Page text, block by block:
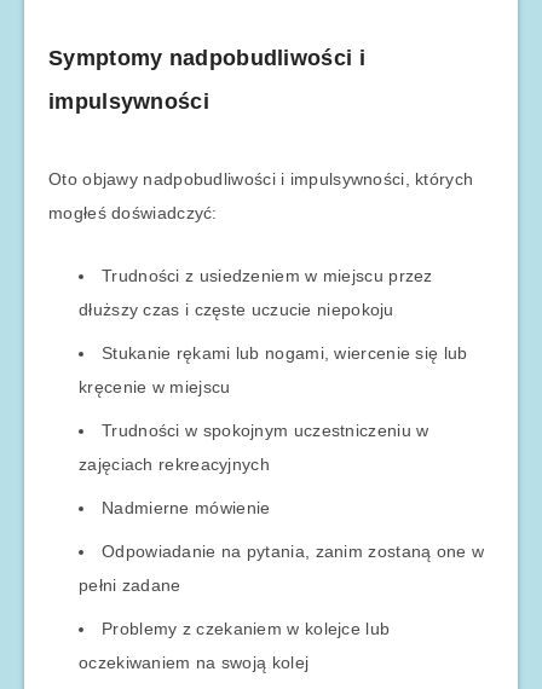
Symptomy nadpobudliwości i
impulsywności
Oto objawy nadpobudliwości i impulsywności, których
mogłeś doświadczyć:
Trudności z usiedzeniem w miejscu przez
dłuższy czas i częste uczucie niepokoju
Stukanie rękami lub nogami, wiercenie się lub
kręcenie w miejscu
Trudności w spokojnym uczestniczeniu w
zajęciach rekreacyjnych
Nadmierne mówienie
Odpowiadanie na pytania, zanim zostaną one w
pełni zadane
Problemy z czekaniem w kolejce lub
oczekiwaniem na swoją kolej